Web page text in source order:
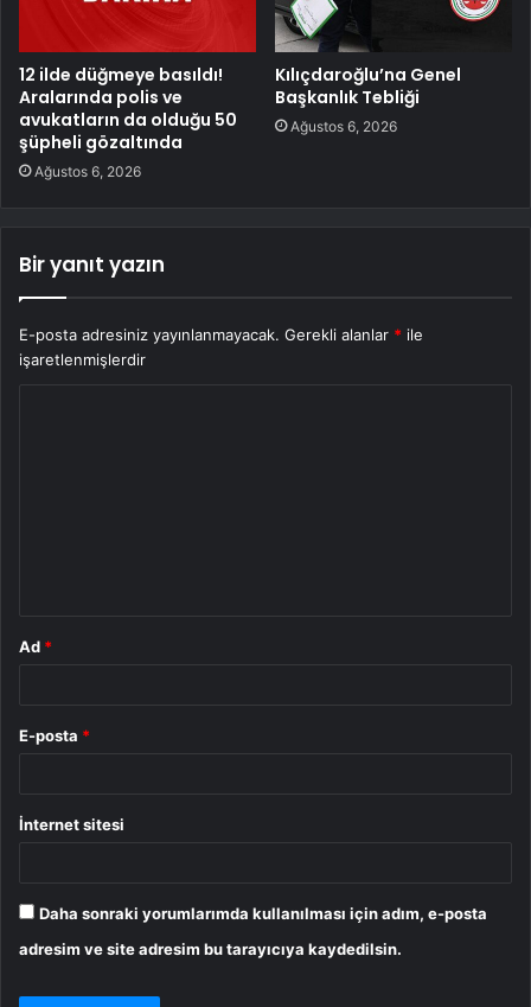
12 ilde düğmeye basıldı!
Aralarında polis ve
avukatların da olduğu 50
şüpheli gözaltında
Ağustos 6, 2026
Kılıçdaroğlu’na Genel
Başkanlık Tebliği
Ağustos 6, 2026
Bir yanıt yazın
E-posta adresiniz yayınlanmayacak. Gerekli alanlar * ile
işaretlenmişlerdir
Ad *
E-posta *
İnternet sitesi
Daha sonraki yorumlarımda kullanılması için adım, e-posta
adresim ve site adresim bu tarayıcıya kaydedilsin.